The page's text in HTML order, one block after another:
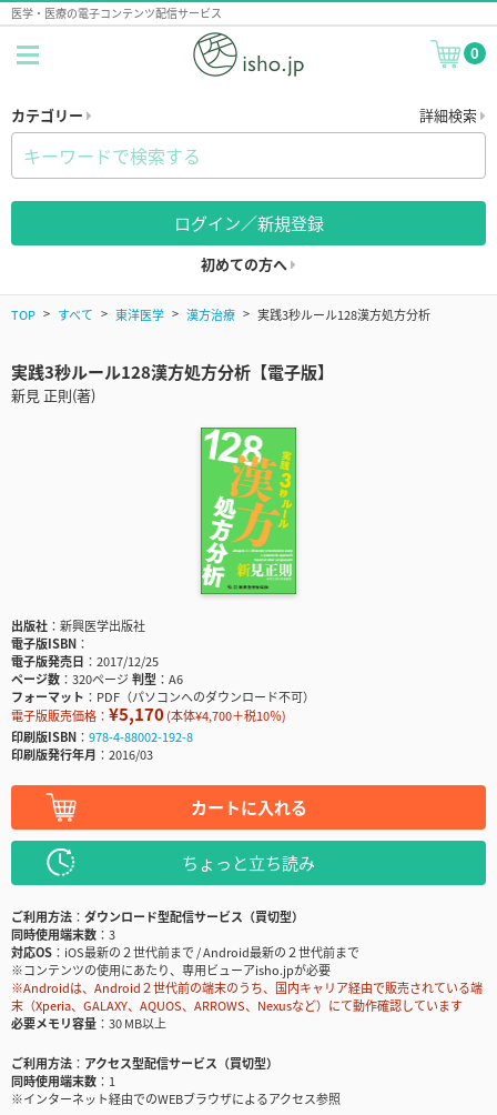
医学・医療の電子コンテンツ配信サービス
0
カテゴリー 詳細検索
ログイン／新規登録
初めての方へ
TOP すべて 東洋医学 漢方治療 実践3秒ルール128漢方処方分析
実践3秒ルール128漢方処方分析【電子版】
新見 正則(著)
出版社
新興医学出版社
電子版ISBN
電子版発売日
2017/12/25
ページ数
320ページ判型
A6
フォーマット
PDF（パソコンへのダウンロード不可）
電子版販売価格： ¥5,170(本体¥4,700＋税10％)
印刷版ISBN
978-4-88002-192-8
印刷版発行年月
2016/03
カートに入れる
ちょっと立ち読み
ご利用方法
ダウンロード型配信サービス（買切型）
同時使用端末数
3
対応OS
iOS最新の２世代前まで / Android最新の２世代前まで
※コンテンツの使用にあたり、専用ビューアisho.jpが必要
※Androidは、Android２世代前の端末のうち、国内キャリア経由で販売されている端
末（Xperia、GALAXY、AQUOS、ARROWS、Nexusなど）にて動作確認しています
必要メモリ容量
30 MB以上
ご利用方法
アクセス型配信サービス（買切型）
同時使用端末数
1
※インターネット経由でのWEBブラウザによるアクセス参照